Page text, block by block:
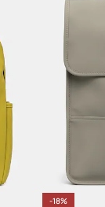
зелен
C.P. Company
-18%